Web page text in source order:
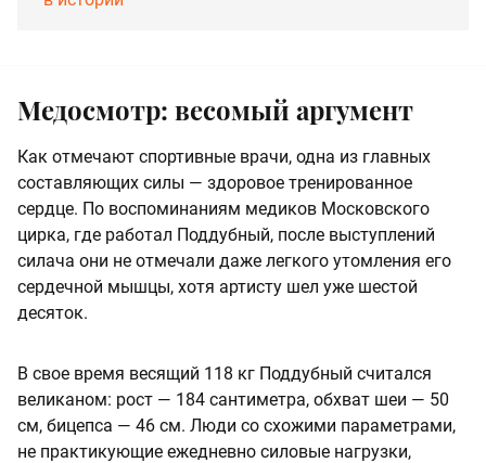
Медосмотр: весомый аргумент
Как отмечают спортивные врачи, одна из главных
составляющих силы — здоровое тренированное
сердце. По воспоминаниям медиков Московского
цирка, где работал Поддубный, после выступлений
силача они не отмечали даже легкого утомления его
сердечной мышцы, хотя артисту шел уже шестой
десяток.
В свое время весящий 118 кг Поддубный считался
великаном: рост — 184 сантиметра, обхват шеи — 50
см, бицепса — 46 см. Люди со схожими параметрами,
не практикующие ежедневно силовые нагрузки,